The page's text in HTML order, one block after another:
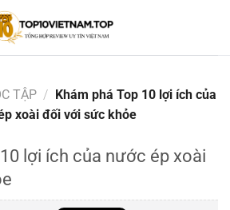
TẬP / Khám phá Top 10 lợi ích của
xoài đối với sức khỏe
lợi ích của nước ép xoài